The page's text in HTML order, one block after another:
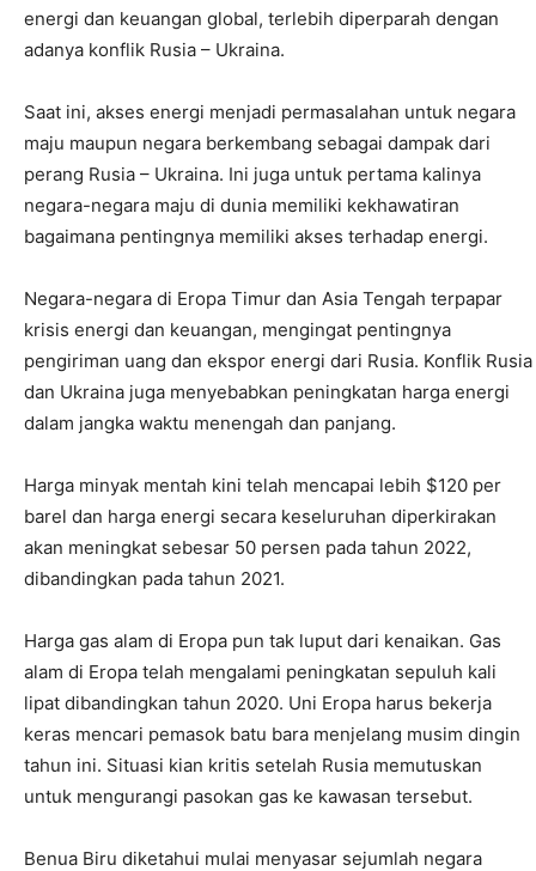
energi dan keuangan global, terlebih diperparah dengan
adanya konflik Rusia – Ukraina.
Saat ini, akses energi menjadi permasalahan untuk negara
maju maupun negara berkembang sebagai dampak dari
perang Rusia – Ukraina. Ini juga untuk pertama kalinya
negara-negara maju di dunia memiliki kekhawatiran
bagaimana pentingnya memiliki akses terhadap energi.
Negara-negara di Eropa Timur dan Asia Tengah terpapar
krisis energi dan keuangan, mengingat pentingnya
pengiriman uang dan ekspor energi dari Rusia. Konflik Rusia
dan Ukraina juga menyebabkan peningkatan harga energi
dalam jangka waktu menengah dan panjang.
Harga minyak mentah kini telah mencapai lebih $120 per
barel dan harga energi secara keseluruhan diperkirakan
akan meningkat sebesar 50 persen pada tahun 2022,
dibandingkan pada tahun 2021.
Harga gas alam di Eropa pun tak luput dari kenaikan. Gas
alam di Eropa telah mengalami peningkatan sepuluh kali
lipat dibandingkan tahun 2020. Uni Eropa harus bekerja
keras mencari pemasok batu bara menjelang musim dingin
tahun ini. Situasi kian kritis setelah Rusia memutuskan
untuk mengurangi pasokan gas ke kawasan tersebut.
Benua Biru diketahui mulai menyasar sejumlah negara